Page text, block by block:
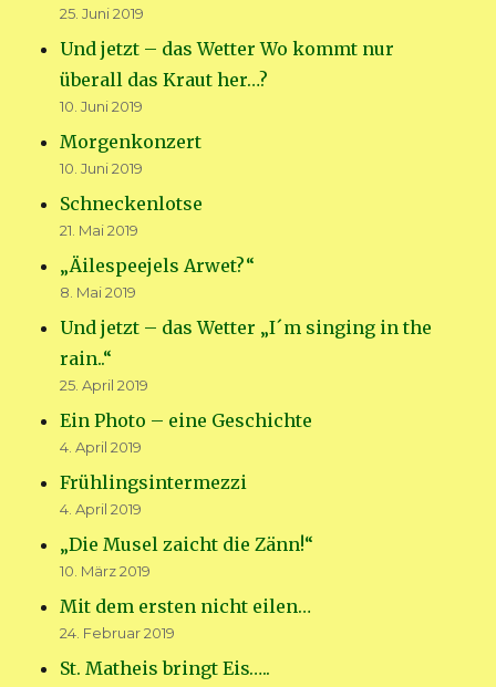
25. Juni 2019
Und jetzt – das Wetter Wo kommt nur
überall das Kraut her…?
10. Juni 2019
Morgenkonzert
10. Juni 2019
Schneckenlotse
21. Mai 2019
„Äilespeejels Arwet?“
8. Mai 2019
Und jetzt – das Wetter „I´m singing in the
rain..“
25. April 2019
Ein Photo – eine Geschichte
4. April 2019
Frühlingsintermezzi
4. April 2019
„Die Musel zaicht die Zänn!“
10. März 2019
Mit dem ersten nicht eilen…
24. Februar 2019
St. Matheis bringt Eis…..